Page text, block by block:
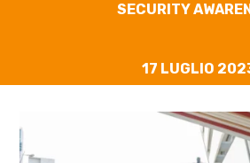
SECURITY
17 LUGLIO